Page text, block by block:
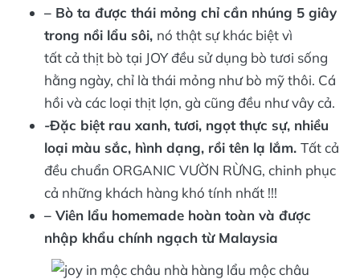
– Bò ta được thái mỏng chỉ cần nhúng 5 giây
trong nồi lẩu sôi, nó thật sự khác biệt vì
tất cả thịt bò tại JOY đều sử dụng bò tươi sống
hằng ngày, chỉ là thái mỏng như bò mỹ thôi. Cá
hồi và các loại thịt lợn, gà cũng đều như vây cả.
-Đặc biệt rau xanh, tươi, ngọt thực sự, nhiều
loại màu sắc, hình dạng, rồi tên lạ lắm. Tất cả
đều chuẩn ORGANIC VƯỜN RỪNG, chinh phục
cả những khách hàng khó tính nhất !!!
– Viên lẩu homemade hoàn toàn và được
nhập khẩu chính ngạch từ Malaysia